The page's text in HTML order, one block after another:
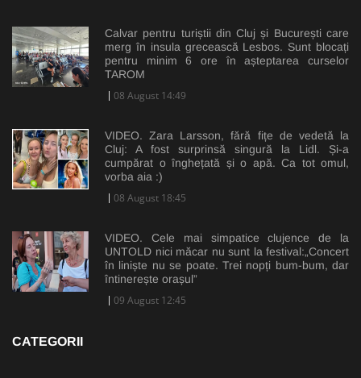
Calvar pentru turiștii din Cluj și București care
merg în insula grecească Lesbos. Sunt blocați
pentru minim 6 ore în așteptarea curselor
TAROM
08 August 14:49
VIDEO. Zara Larsson, fără fițe de vedetă la
Cluj: A fost surprinsă singură la Lidl. Și-a
cumpărat o înghețată și o apă. Ca tot omul,
vorba aia :)
08 August 18:45
VIDEO. Cele mai simpatice clujence de la
UNTOLD nici măcar nu sunt la festival:„Concert
în liniște nu se poate. Trei nopți bum-bum, dar
întinerește orașul”
09 August 12:45
CATEGORII